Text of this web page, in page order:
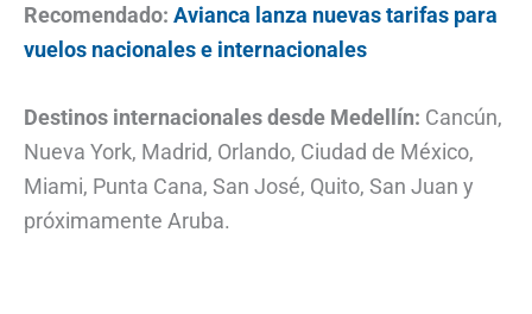
Recomendado: Avianca lanza nuevas tarifas para
vuelos nacionales e internacionales
Destinos internacionales desde Medellín: Cancún,
Nueva York, Madrid, Orlando, Ciudad de México,
Miami, Punta Cana, San José, Quito, San Juan y
próximamente Aruba.